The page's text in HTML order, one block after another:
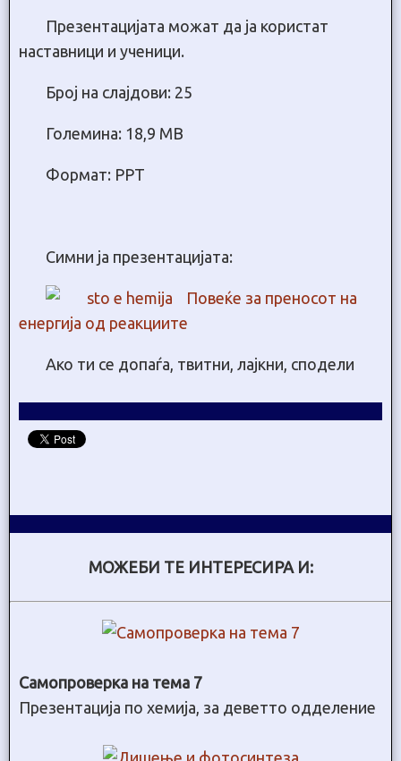
Презентацијата можат да ја користат
наставници и ученици.
Број на слајдови: 25
Големина: 18,9 МB
Формат: PPT
Симни ја презентацијата:
Повеќе за преносот на
енергија од реакциите
Ако ти се допаѓа, твитни, лајкни, сподели
МОЖЕБИ ТЕ ИНТЕРЕСИРА И:
Самопроверка на тема 7
Презентација по хемија, за деветто одделение